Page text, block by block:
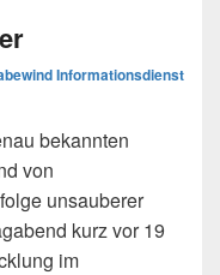
Informationsdienst
bekannten
von
unsauberer
kurz vor 19
im